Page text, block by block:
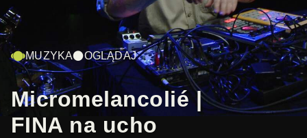
MUZYKA OGLĄDAJ
Micromelancolié |
FINA na ucho